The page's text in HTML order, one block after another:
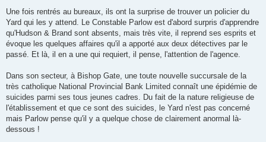
Une fois rentrés au bureaux, ils ont la surprise de trouver un policier du
Yard qui les y attend. Le Constable Parlow est d'abord surpris d'apprendre
qu'Hudson & Brand sont absents, mais très vite, il reprend ses esprits et
évoque les quelques affaires qu'il a apporté aux deux détectives par le
passé. Et là, il en a une qui requiert, il pense, l'attention de l'agence.
Dans son secteur, à Bishop Gate, une toute nouvelle succursale de la
très catholique National Provincial Bank Limited connaît une épidémie de
suicides parmi ses tous jeunes cadres. Du fait de la nature religieuse de
l'établissement et que ce sont des suicides, le Yard n'est pas concerné
mais Parlow pense qu'il y a quelque chose de clairement anormal là-
dessous !